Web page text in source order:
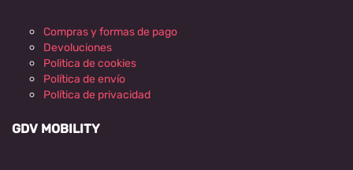
Compras y formas de pago
Devoluciones
Politica de cookies
Política de envío
Política de privacidad
GDV MOBILITY